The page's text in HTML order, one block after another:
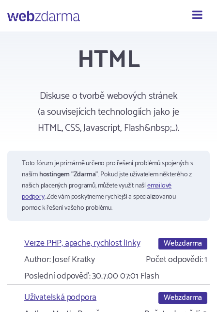
HTML
Diskuse o tvorbě webových stránek
(a souvisejících technologiích jako je
HTML, CSS, Javascript, Flash&nbsp;...).
Toto fórum je primárně určeno pro řešení problémů spojených s
našímhostingem "Zdarma". Pokud jste uživatelem některého z
našich placených programů, můžete využít našíemailové
podpory. Zde vám poskytneme rychlejší a specializovanou
pomoc k řešení vašeho problému.
Verze PHP, apache, rychlost linky Webzdarma
Author:Josef Kratky Počet odpovědí:1
Poslední odpověď:30.7.00 07:01 Flash
Uživatelská podpora
Webzdarma